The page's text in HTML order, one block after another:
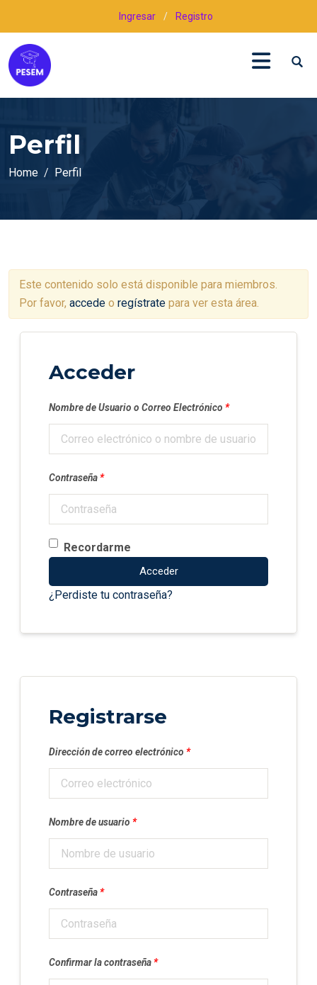
Ingresar / Registro
Perfil
Home Perfil
Este contenido solo está disponible para miembros.
Por favor, accede o regístrate para ver esta área.
Acceder
Nombre de Usuario o Correo Electrónico *
Contraseña*
Recordarme
Acceder
¿Perdiste tu contraseña?
Registrarse
Dirección de correo electrónico *
Nombre de usuario *
Contraseña*
Confirmar la contraseña*